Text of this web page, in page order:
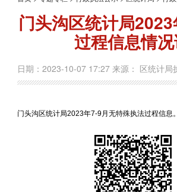
门头沟区统计局
过程信息情
日期：2023-10-07 17:27 来源： 区统计局
门头沟区统计局2023年7-9月无特殊执法过程信息。